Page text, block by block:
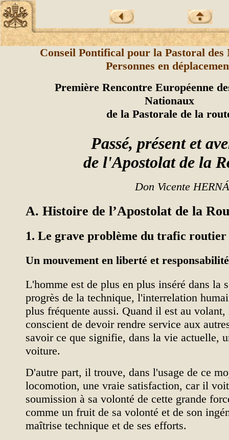
Conseil Pontifical pour la Pastoral des
Personnes en
Première Rencontre Européenne
Nationaux
de la Pastorale de la
Passé, présent et
de l'Apostolat de la
Don Vicente
A. Histoire de l’Apostolat de la
1. Le grave problème du trafic routier
Un mouvement en liberté et responsabilité
L'homme est de plus en plus inséré dans la
progrès de la technique, l'interrelation
plus fréquente aussi. Quand il est au
conscient de devoir rendre service aux
savoir ce que signifie, dans la vie actuelle,
voiture.
D'autre part, il trouve, dans l'usage de ce
locomotion, une vraie satisfaction, car il
soumission à sa volonté de cette grande
comme un fruit de sa volonté et de son
maîtrise technique et de ses efforts.